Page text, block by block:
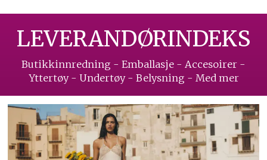
LEVERANDØRINDEKS
Butikkinnredning - Emballasje - Accesoirer -
Yttertøy - Undertøy - Belysning - Med mer